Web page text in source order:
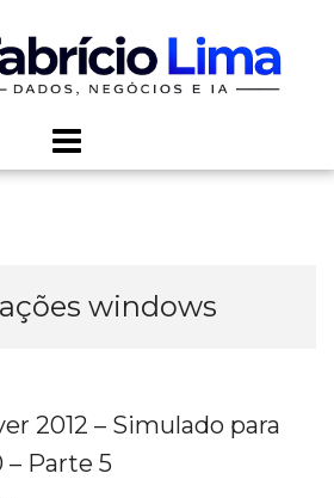
windows
2012 – Simulado para
– Parte 5